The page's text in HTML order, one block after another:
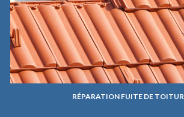
RÉPARATION FUITE DE